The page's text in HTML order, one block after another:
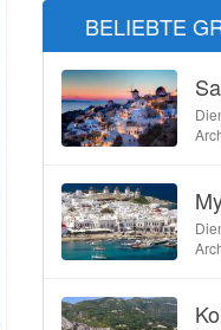
BELIEBTE